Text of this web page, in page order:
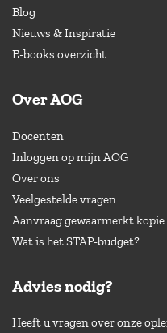
Blog
Nieuws & Inspiratie
E-books overzicht
Over AOG
Docenten
Inloggen op mijn AOG
Over ons
Veelgestelde vragen
Aanvraag gewaarmerkt
Wat is het STAP-budget?
Advies nodig?
Heeft u vragen over onze